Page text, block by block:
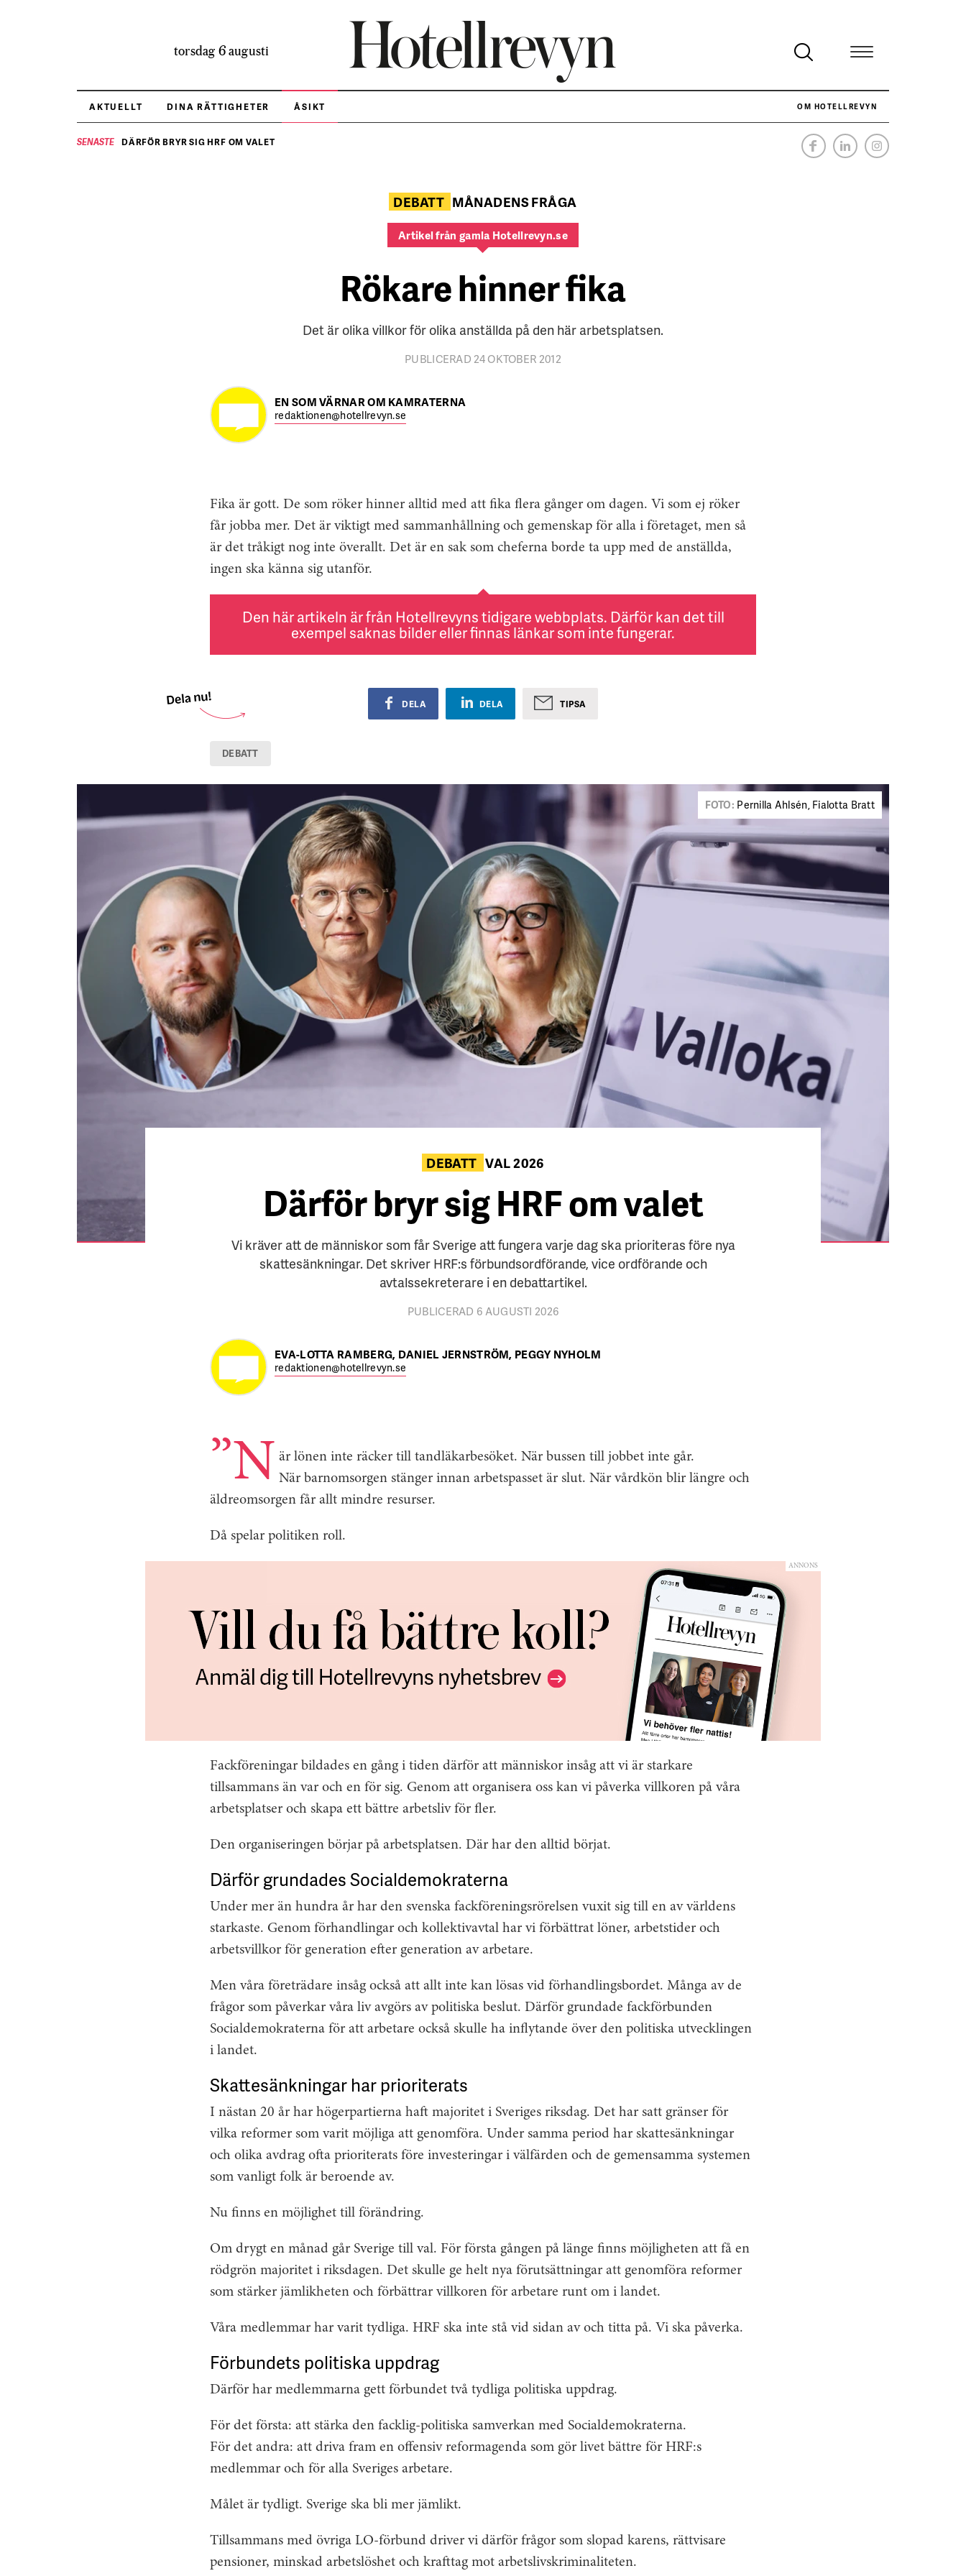
torsdag 6 augusti
AKTUELLT DINA RÄTTIGHETER ÅSIKT OM HOTELLREVYN
SENASTE DÄRFÖR BRYR SIG HRF OM VALET NÄR HOTELLREVYN SLOG SVENSKT REKORD I SIMPELHET
DEBATT MÅNADENS FRÅGA
Artikel från gamla Hotellrevyn.se
Rökare hinner fika
Det är olika villkor för olika anställda på den här arbetsplatsen.
PUBLICERAD 24 OKTOBER 2012
EN SOM VÄRNAR OM KAMRATERNA
redaktionen@hotellrevyn.se
Fika är gott. De som röker hinner alltid med att fika flera gånger om dagen. Vi som ej röker
får jobba mer. Det är viktigt med sammanhållning och gemenskap för alla i företaget, men så
är det tråkigt nog inte överallt. Det är en sak som cheferna borde ta upp med de anställda,
ingen ska känna sig utanför.
Den här artikeln är från Hotellrevyns tidigare webbplats. Därför kan det till
exempel saknas bilder eller finnas länkar som inte fungerar.
DELA DELA TIPSA
DEBATT
FOTO: Pernilla Ahlsén, Fialotta Bratt
DEBATT VAL 2026
Därför bryr sig HRF om valet
Vi kräver att de människor som får Sverige att fungera varje dag ska prioriteras före nya
skattesänkningar. Det skriver HRF:s förbundsordförande, vice ordförande och
avtalssekreterare i en debattartikel.
PUBLICERAD 6 AUGUSTI 2026
EVA-LOTTA RAMBERG, DANIEL JERNSTRÖM, PEGGY NYHOLM
redaktionen@hotellrevyn.se
”N
är lönen inte räcker till tandläkarbesöket. När bussen till jobbet inte går.
När barnomsorgen stänger innan arbetspasset är slut. När vårdkön blir längre och
äldreomsorgen får allt mindre resurser.
Då spelar politiken roll.
ANNONS
Fackföreningar bildades en gång i tiden därför att människor insåg att vi är starkare
tillsammans än var och en för sig. Genom att organisera oss kan vi påverka villkoren på våra
arbetsplatser och skapa ett bättre arbetsliv för fler.
Den organiseringen börjar på arbetsplatsen. Där har den alltid börjat.
Därför grundades Socialdemokraterna
Under mer än hundra år har den svenska fackföreningsrörelsen vuxit sig till en av världens
starkaste. Genom förhandlingar och kollektivavtal har vi förbättrat löner, arbetstider och
arbetsvillkor för generation efter generation av arbetare.
Men våra företrädare insåg också att allt inte kan lösas vid förhandlingsbordet. Många av de
frågor som påverkar våra liv avgörs av politiska beslut. Därför grundade fackförbunden
Socialdemokraterna för att arbetare också skulle ha inflytande över den politiska utvecklingen
i landet.
Skattesänkningar har prioriterats
I nästan 20 år har högerpartierna haft majoritet i Sveriges riksdag. Det har satt gränser för
vilka reformer som varit möjliga att genomföra. Under samma period har skattesänkningar
och olika avdrag ofta prioriterats före investeringar i välfärden och de gemensamma systemen
som vanligt folk är beroende av.
Nu finns en möjlighet till förändring.
Om drygt en månad går Sverige till val. För första gången på länge finns möjligheten att få en
rödgrön majoritet i riksdagen. Det skulle ge helt nya förutsättningar att genomföra reformer
som stärker jämlikheten och förbättrar villkoren för arbetare runt om i landet.
Våra medlemmar har varit tydliga. HRF ska inte stå vid sidan av och titta på. Vi ska påverka.
Förbundets politiska uppdrag
Därför har medlemmarna gett förbundet två tydliga politiska uppdrag.
För det första: att stärka den facklig-politiska samverkan med Socialdemokraterna.
För det andra: att driva fram en offensiv reformagenda som gör livet bättre för HRF:s
medlemmar och för alla Sveriges arbetare.
Målet är tydligt. Sverige ska bli mer jämlikt.
Tillsammans med övriga LO-förbund driver vi därför frågor som slopad karens, rättvisare
pensioner, minskad arbetslöshet och krafttag mot arbetslivskriminaliteten.